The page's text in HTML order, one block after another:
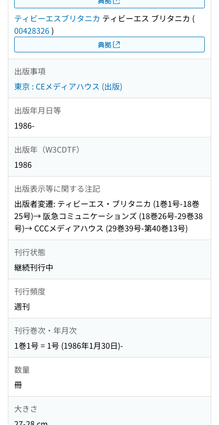
ティビーエスブリタニカ ティビーエス ブリタニカ (
00428326)
典拠
出版事項
東京 : CEメディアハウス (出版)
出版年月日等
1986-
出版年（W3CDTF）
1986
出版表示等に関する注記
出版者変遷: ティビーエス・ブリタニカ (1巻1号-18巻
25号)→ 阪急コミュニケーションズ (18巻26号-29巻38
号)→ CCCメディアハウス (29巻39号-第40巻13号)
刊行状態
継続刊行中
刊行頻度
週刊
刊行巻次・年月次
1巻1号 = 1号 (1986年1月30日)-
数量
冊
大きさ